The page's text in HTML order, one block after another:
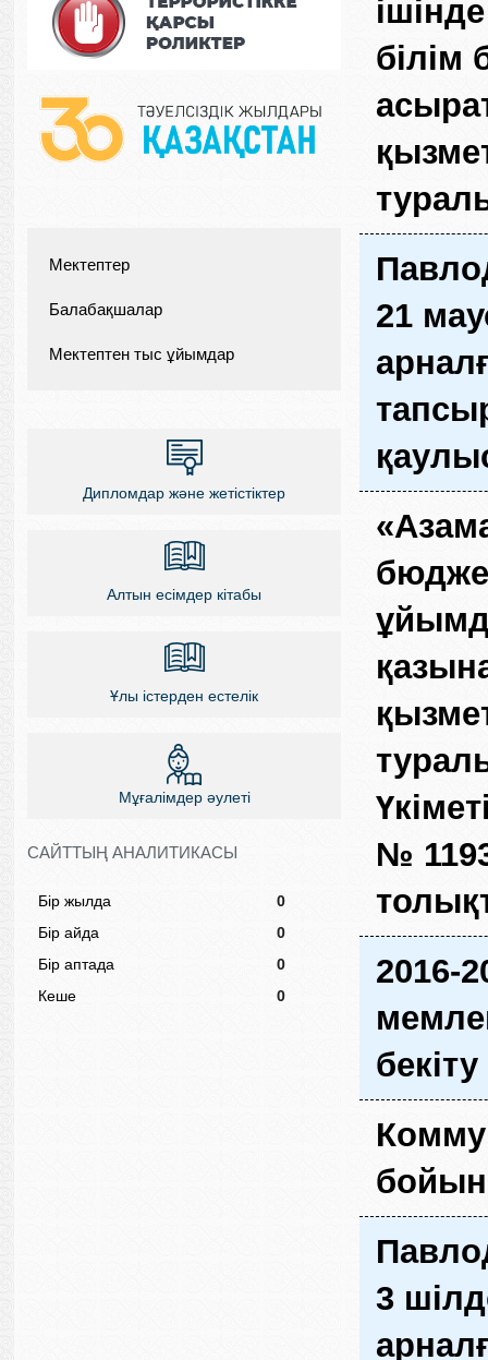
Мектептер
Балабақшалар
Мектептен тыс ұйымдар
Дипломдар және жетістіктер
Алтын есімдер кітабы
Ұлы істерден естелік
Мұғалімдер әулеті
САЙТТЫҢ АНАЛИТИКАСЫ
Бір жылда
0
Бір айда
0
Бір аптада
0
Кеше
0
білім
21
№
2016-
3